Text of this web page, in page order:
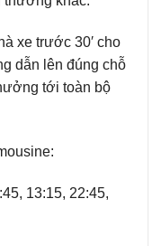
xe trước 30′ cho
dẫn lên đúng chỗ
tới toàn bộ
13:15, 22:45,